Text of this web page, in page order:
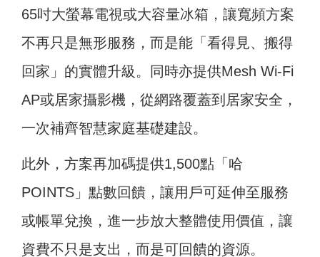
65吋大螢幕電視或大容量冰箱，讓寬頻方案
不再只是無形服務，而是能「看得見、搬得
回家」的實體升級。同時亦提供Mesh Wi-Fi
AP或居家攝影機，從網路覆蓋到居家安全，
一次補齊智慧家庭基礎建設。
此外，方案再加碼提供1,500點「哈
POINTS」點數回饋，讓用戶可延伸至服務
或帳單兌換，進一步放大整體使用價值，讓
資費不只是支出，而是可回饋的資源。